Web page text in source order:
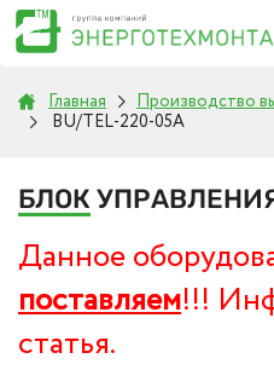
Главная
Производство
BU/TEL-220-05А
БЛОК
Данное
поставляем!!!
статья.